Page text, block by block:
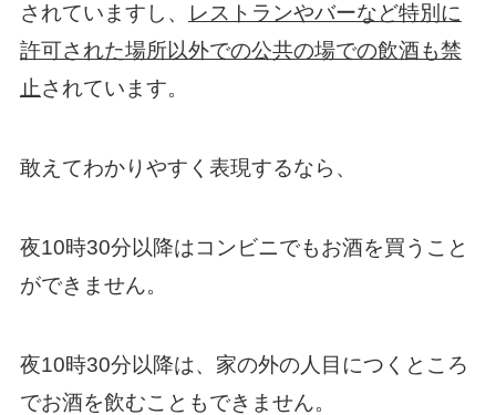
されていますし、
レストランやバーなど特別に
許可された場所以外での公共の場での飲酒も禁
止されています。
敢えてわかりやすく表現するなら、
夜10時30分以降はコンビニでもお酒を買うこと
ができません。
夜10時30分以降は、家の外の人目につくところ
でお酒を飲むこともできません。